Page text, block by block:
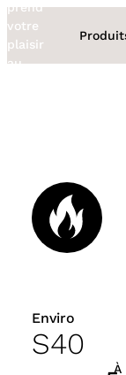
Aller
au
contenu
prend
votre
plaisir
au
Enviro
S40
À